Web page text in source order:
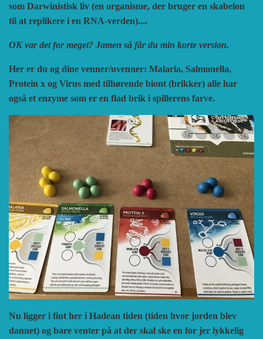
som Darwinistisk liv (en organisme, der bruger en skabelon
til at replikere i en RNA-verden)....
OK var det for meget? Jamen så får du min korte version.
Her er du og dine venner/uvenner: Malaria, Salmonella,
Protein x og Virus med tilhørende biont (brikker) alle har
også et enzyme som er en flad brik i spillerens farve.
Nu ligger i fint her i Hadean tiden (tiden hvor jorden blev
dannet) og bare venter på at der skal ske en for jer lykkelig